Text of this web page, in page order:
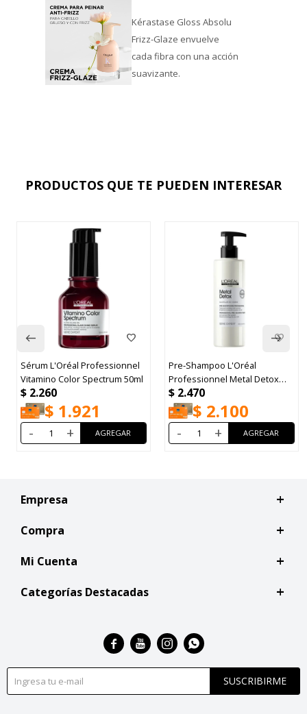
Kérastase Gloss Absolu
Frizz-Glaze envuelve
cada fibra con una acción
suavizante.
PRODUCTOS QUE TE PUEDEN INTERESAR
Sérum L'Oréal Professionnel
Vitamino Color Spectrum 50ml
$ 2.260
$ 1.921
- +
Pre-Shampoo L'Oréal
Professionnel Metal Detox
250ml
$ 2.470
$ 2.100
- +
Empresa
Compra
Mi Cuenta
Categorías Destacadas
SUSCRIBIRME
   